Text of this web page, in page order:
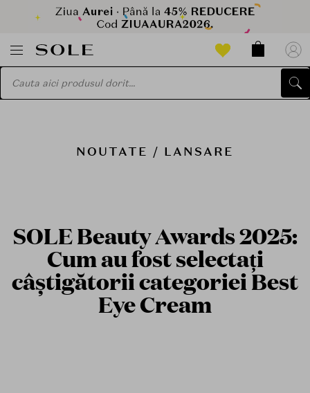
NOUTATE / LANSARE
SOLE Beauty Awards 2025:
Cum au fost selectați
câștigătorii categoriei Best
Eye Cream